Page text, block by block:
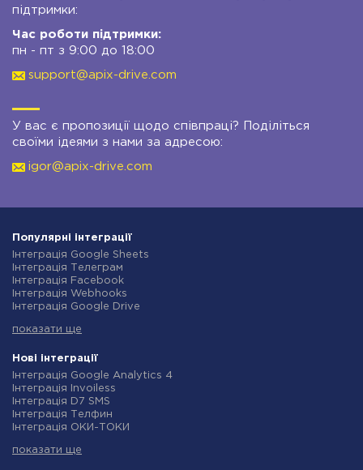
підтримки:
Час роботи підтримки:
пн - пт з 9:00 до 18:00
support@apix-drive.com
У вас є пропозиції щодо співпраці? Поділіться
своїми ідеями з нами за адресою:
igor@apix-drive.com
Популярні інтеграції
Інтеграція Google Sheets
Інтеграція Телеграм
Інтеграція Facebook
Інтеграція Webhooks
Інтеграція Google Drive
Інтеграція Gmail
Інтеграція Rozetka
Інтеграція OpenAI (ChatGPT)
Інтеграція Binotel
Інтеграція Prom
Інтеграція Приват24
Інтеграція OLX
Інтеграція SendPulse
показати ще
Нові інтеграції
Інтеграція Google Analytics 4
Інтеграція Invoiless
Інтеграція D7 SMS
Інтеграція Телфин
Інтеграція ОКИ-ТОКИ
Інтеграція Microsoft Dynamics 365
показати ще